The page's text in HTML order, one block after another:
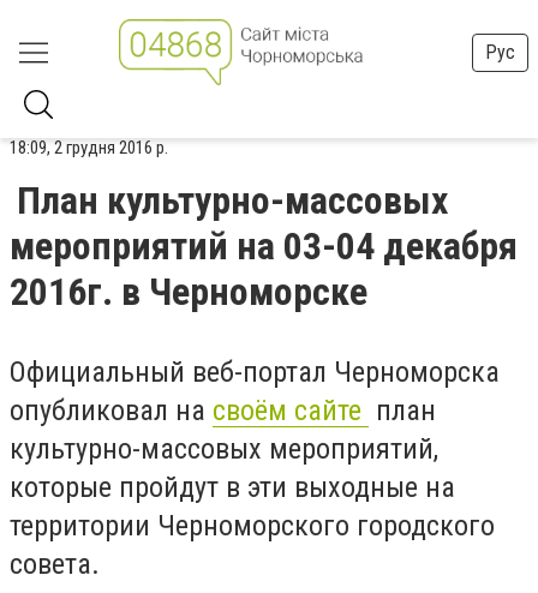
Рус
18:09, 2 грудня 2016 р.
План культурно-массовых
мероприятий на 03-04 декабря
2016г. в Черноморске
Официальный веб-портал Черноморска
опубликовал на своём сайте план
культурно-массовых мероприятий,
которые пройдут в эти выходные на
территории Черноморского городского
совета.